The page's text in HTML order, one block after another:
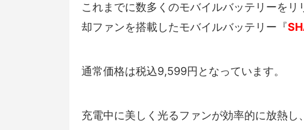
これまでに数多くのモバイルバッテリーをリ
却ファンを搭載したモバイルバッテリー『
通常価格は税込9,599円となっています。
充電中に美しく光るファンが効率的に放熱し